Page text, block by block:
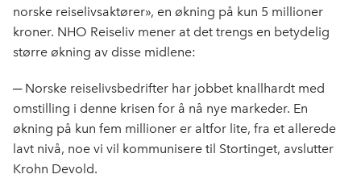
norske reiselivsaktører», en økning på kun 5 millioner
kroner. NHO Reiseliv mener at det trengs en betydelig
større økning av disse midlene:
─ Norske reiselivsbedrifter har jobbet knallhardt med
omstilling i denne krisen for å nå nye markeder. En
økning på kun fem millioner er altfor lite, fra et allerede
lavt nivå, noe vi vil kommunisere til Stortinget, avslutter
Krohn Devold.